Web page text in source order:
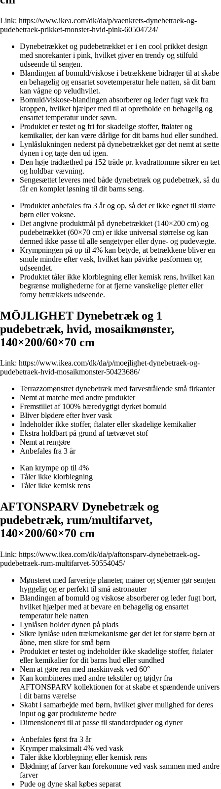
Link: https://www.ikea.com/dk/da/p/vaenkrets-dynebetraek-og-
pudebetraek-prikket-monster-hvid-pink-60504724/
Dynebetrækket og pudebetrækket er i en cool prikket design
med snorekanter i pink, hvilket giver en trendy og stilfuld
udseende til sengen.
Blandingen af bomuld/viskose i betrækkene bidrager til at skabe
en behagelig og ensartet sovetemperatur hele natten, så dit barn
kan vågne op veludhvilet.
Bomuld/viskose-blandingen absorberer og leder fugt væk fra
kroppen, hvilket hjælper med til at opretholde en behagelig og
ensartet temperatur under søvn.
Produktet er testet og fri for skadelige stoffer, ftalater og
kemikalier, der kan være dårlige for dit barns hud eller sundhed.
Lynlåslukningen nederst på dynebetrækket gør det nemt at sætte
dynen i og tage den ud igen.
Den høje trådtæthed på 152 tråde pr. kvadrattomme sikrer en tæt
og holdbar vævning.
Sengesættet leveres med både dynebetræk og pudebetræk, så du
får en komplet løsning til dit barns seng.
Produktet anbefales fra 3 år og op, så det er ikke egnet til større
børn eller voksne.
Det angivne produktmål på dynebetrækket (140×200 cm) og
pudebetrækket (60×70 cm) er ikke universal størrelse og kan
dermed ikke passe til alle sengetyper eller dyne- og pudevægte.
Krympningen på op til 4% kan betyde, at betrækkene bliver en
smule mindre efter vask, hvilket kan påvirke pasformen og
udseendet.
Produktet tåler ikke klorblegning eller kemisk rens, hvilket kan
begrænse mulighederne for at fjerne vanskelige pletter eller
forny betrækkets udseende.
MÖJLIGHET Dynebetræk og 1
pudebetræk, hvid, mosaikmønster,
140×200/60×70 cm
Link: https://www.ikea.com/dk/da/p/moejlighet-dynebetraek-og-
pudebetraek-hvid-mosaikmonster-50423686/
Terrazzomønstret dynebetræk med farvestrålende små firkanter
Nemt at matche med andre produkter
Fremstillet af 100% bæredygtigt dyrket bomuld
Bliver blødere efter hver vask
Indeholder ikke stoffer, ftalater eller skadelige kemikalier
Ekstra holdbart på grund af tætvævet stof
Nemt at rengøre
Anbefales fra 3 år
Kan krympe op til 4%
Tåler ikke klorblegning
Tåler ikke kemisk rens
AFTONSPARV Dynebetræk og
pudebetræk, rum/multifarvet,
140×200/60×70 cm
Link: https://www.ikea.com/dk/da/p/aftonsparv-dynebetraek-og-
pudebetraek-rum-multifarvet-50554045/
Mønsteret med farverige planeter, måner og stjerner gør sengen
hyggelig og er perfekt til små astronauter
Blandingen af bomuld og viskose absorberer og leder fugt bort,
hvilket hjælper med at bevare en behagelig og ensartet
temperatur hele natten
Lynlåsen holder dynen på plads
Sikre lynlåse uden trækmekanisme gør det let for større børn at
åbne, men sikre for små børn
Produktet er testet og indeholder ikke skadelige stoffer, ftalater
eller kemikalier for dit barns hud eller sundhed
Nem at gøre ren med maskinvask ved 60°
Kan kombineres med andre tekstiler og tøjdyr fra
AFTONSPARV kollektionen for at skabe et spændende univers
i dit barns værelse
Skabt i samarbejde med børn, hvilket giver mulighed for deres
input og gør produkterne bedre
Dimensioneret til at passe til standardpuder og dyner
Anbefales først fra 3 år
Krymper maksimalt 4% ved vask
Tåler ikke klorblegning eller kemisk rens
Blødning af farver kan forekomme ved vask sammen med andre
farver
Pude og dyne skal købes separat